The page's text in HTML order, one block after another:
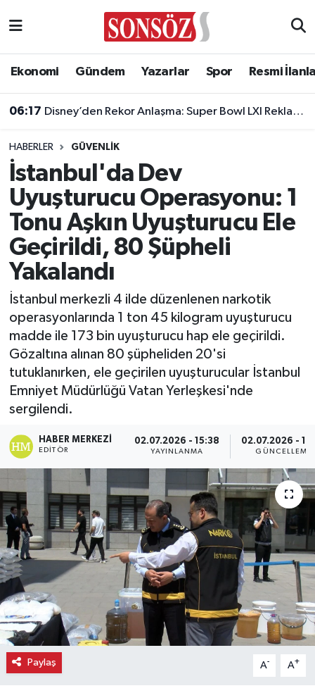
Ekonomi Gündem Yazarlar Spor Resmi
06:17 Disney’den Rekor Anlaşma: Super Bowl LXI Reklam Rekortmeni Oldu!
HABERLER GÜVENLIK
İstanbul'da Dev
Uyuşturucu Operasyonu: 1
Tonu Aşkın Uyuşturucu Ele
Geçirildi, 80 Şüpheli
Yakalandı
İstanbul merkezli 4 ilde düzenlenen narkotik
operasyonlarında 1 ton 45 kilogram uyuşturucu
madde ile 173 bin uyuşturucu hap ele geçirildi.
Gözaltına alınan 80 şüpheliden 20'si
tutuklanırken, ele geçirilen uyuşturucular İstanbul
Emniyet Müdürlüğü Vatan Yerleşkesi'nde
sergilendi.
HABER MERKEZI
EDITÖR
02.07.2026 - 15:38
YAYINLANMA
02.07.2026 -
GÜNCELLEME
Paylaş A- A+
Asayiş
Biyografi
Çevre
Diğer
Dünya
Eğitim
Ekonomi
Eleman
Emlak
Gündem
Haber
İlçe Haberleri
Keşfet
Kültür & Sanat
Magazin
Ankara Nöbetçi Eczaneler
Ankara Trafik Yoğunluk Haritası
Süper Lig Puan Durumu ve Fikstür
Tüm Manşetler
Son Dakika Haberleri
Haber Arşivi